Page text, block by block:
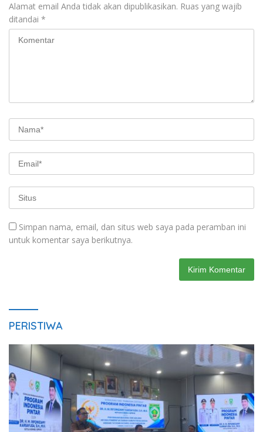
Alamat email Anda tidak akan dipublikasikan. Ruas yang wajib
ditandai *
Simpan nama, email, dan situs web saya pada peramban ini
untuk komentar saya berikutnya.
PERISTIWA